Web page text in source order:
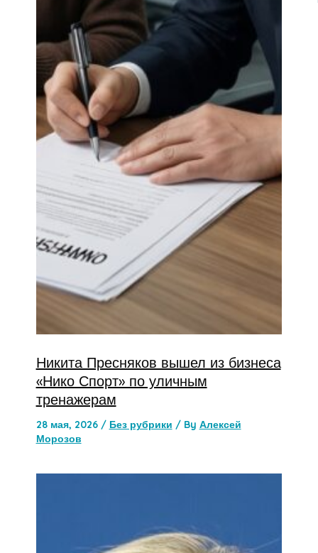
Никита Пресняков вышел из бизнеса
«Нико Спорт» по уличным
тренажерам
28 мая, 2026 / Без рубрики / By Алексей
Морозов